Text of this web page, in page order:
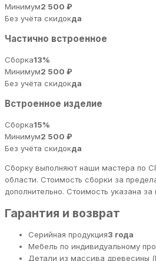
Минимум2 500 ₽
Без учёта скидокда
Частично встроенное
Сборка13%
Минимум2 500 ₽
Без учёта скидокда
Встроенное изделие
Сборка15%
Минимум2 500 ₽
Без учёта скидокда
Сборку выполняют наши мастера по
области. Стоимость сборки за
дополнительно. Стоимость указана
Гарантия и возврат
Серийная продукция3 года
Мебель по индивидуальному
Детали из массива древесины